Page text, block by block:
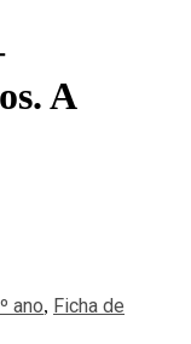
A
ano, Ficha de